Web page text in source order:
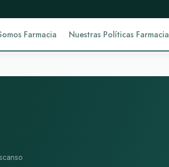
Farmacia Nuestras Políticas Farmacia